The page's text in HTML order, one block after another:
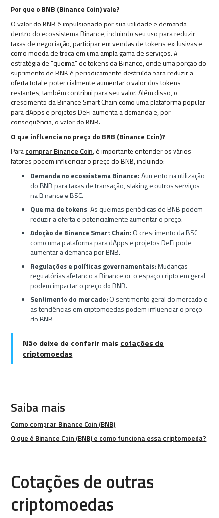
Por que o BNB (Binance Coin) vale?
O valor do BNB é impulsionado por sua utilidade e demanda
dentro do ecossistema Binance, incluindo seu uso para reduzir
taxas de negociação, participar em vendas de tokens exclusivas e
como moeda de troca em uma ampla gama de serviços. A
estratégia de "queima" de tokens da Binance, onde uma porção do
suprimento de BNB é periodicamente destruída para reduzir a
oferta total e potencialmente aumentar o valor dos tokens
restantes, também contribui para seu valor. Além disso, o
crescimento da Binance Smart Chain como uma plataforma popular
para dApps e projetos DeFi aumenta a demanda e, por
consequência, o valor do BNB.
O que influencia no preço do BNB (Binance Coin)?
Paracomprar Binance Coin, é importante entender os vários
fatores podem influenciar o preço do BNB, incluindo:
Demanda no ecossistema Binance:Aumento na utilização
do BNB para taxas de transação, staking e outros serviços
na Binance e BSC.
Queima de tokens:As queimas periódicas de BNB podem
reduzir a oferta e potencialmente aumentar o preço.
Adoção de Binance Smart Chain: O crescimento da BSC
como uma plataforma para dApps e projetos DeFi pode
aumentar a demanda por BNB.
Regulações e políticas governamentais:Mudanças
regulatórias afetando a Binance ou o espaço cripto em geral
podem impactar o preço do BNB.
Sentimento do mercado: O sentimento geral do mercado e
as tendências em criptomoedas podem influenciar o preço
do BNB.
Não deixe de conferir mais cotações de
criptomoedas
Saiba mais
Como comprar Binance Coin (BNB)
O que é Binance Coin (BNB) e como funciona essa criptomoeda?
Cotações de outras
criptomoedas